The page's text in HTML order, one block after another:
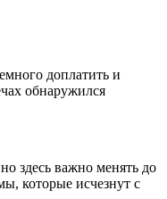
доплатить и
обнаружился
здесь важно менять до
которые исчезнут с